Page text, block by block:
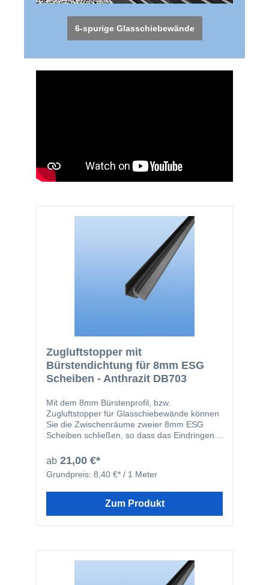
6-spurige Glasschiebewände
Zugluftstopper mit
Bürstendichtung für 8mm ESG
Scheiben - Anthrazit DB703
Mit dem 8mm Bürstenprofil, bzw.
Zugluftstopper für Glasschiebewände können
Sie die Zwischenräume zweier 8mm ESG
Scheiben schließen, so dass das Eindringen
kann. Das farblich, auf unsere
Glasschiebewände, abgestimmte Profil wird
einfach auf die Glasscheibe aufgesteckt. Um
dem Glas zu gewärleisten, kann in das Profil
ab 21,00 €*
Grundpreis: 8,40 €* / 1 Meter
Zum Produkt